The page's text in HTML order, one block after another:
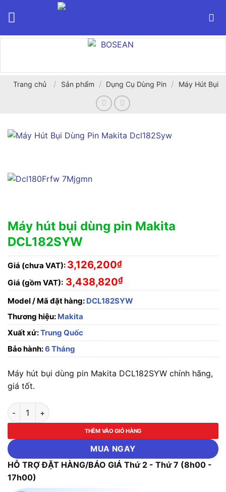
Trang chủ / Sản phẩm / Dụng Cụ Dùng Pin / Máy Hút Bụi
Máy hút bụi dùng pin Makita
DCL182SYW
Giá (chưa VAT): 3,126,200₫
Giá (gồm VAT): 3,438,820₫
Model / Mã đặt hàng: DCL182SYW
Thương hiệu: Makita
Xuất xứ:Trung Quốc
Bảo hành:6 Tháng
Máy hút bụi dùng pin Makita DCL182SYW chính hãng,
giá tốt.
Máy hút bụi dùng pin Makita DCL182SYW số lượng
THÊM VÀO GIỎ HÀNG
MUA NGAY
HỖ TRỢ ĐẶT HÀNG/BÁO GIÁ Thứ 2 - Thứ 7 (8h00 -
17h00)